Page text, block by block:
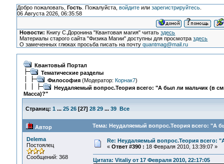
Добро пожаловать, Гость. Пожалуйста, войдитеили зарегистрируйтесь.
06 Августа 2026, 06:35:58
Новости: Книгу С.Доронина "Квантовая магия" читатьздесь
Материалы старого сайта "Физика Магии" доступны для просмотраздесь
О замеченных глюках просьба писать на почтуquantmag@mail.ru
Квантовый Портал
Тематические разделы
Философия(Модератор: Корнак7)
Неудаляемый вопрос.Теория всего: "А был ли мальчик (в
Масса)?"
Страниц: 1 ... 25 26[27] 28 29 ... 39 Все
Автор Тема: Неудаляемый вопрос.Теория всего: "А
Delema
Постоялец
Сообщений: 368
Re: Неудаляемый вопрос.Теория всего:
« Ответ #390 : 18 Февраля 2010, 13:39:07 »
Цитата: Vitaliy от 17 Февраля 2010, 22:17:05